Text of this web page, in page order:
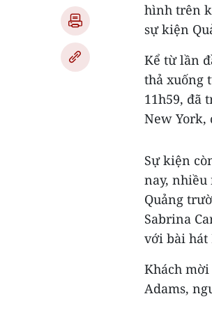
hình trên
sự kiện
Kể từ lần
thả xuống
11h59, đã
New York,
Sự kiện
nay, nhiều
Quảng
Sabrina
với bài hát
Khách
Adams,